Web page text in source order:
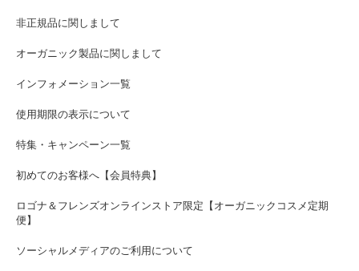
非正規品に関しまして
オーガニック製品に関しまして
インフォメーション一覧
使用期限の表示について
特集・キャンペーン一覧
初めてのお客様へ【会員特典】
ロゴナ＆フレンズオンラインストア限定【オーガニックコスメ定期
便】
ソーシャルメディアのご利用について